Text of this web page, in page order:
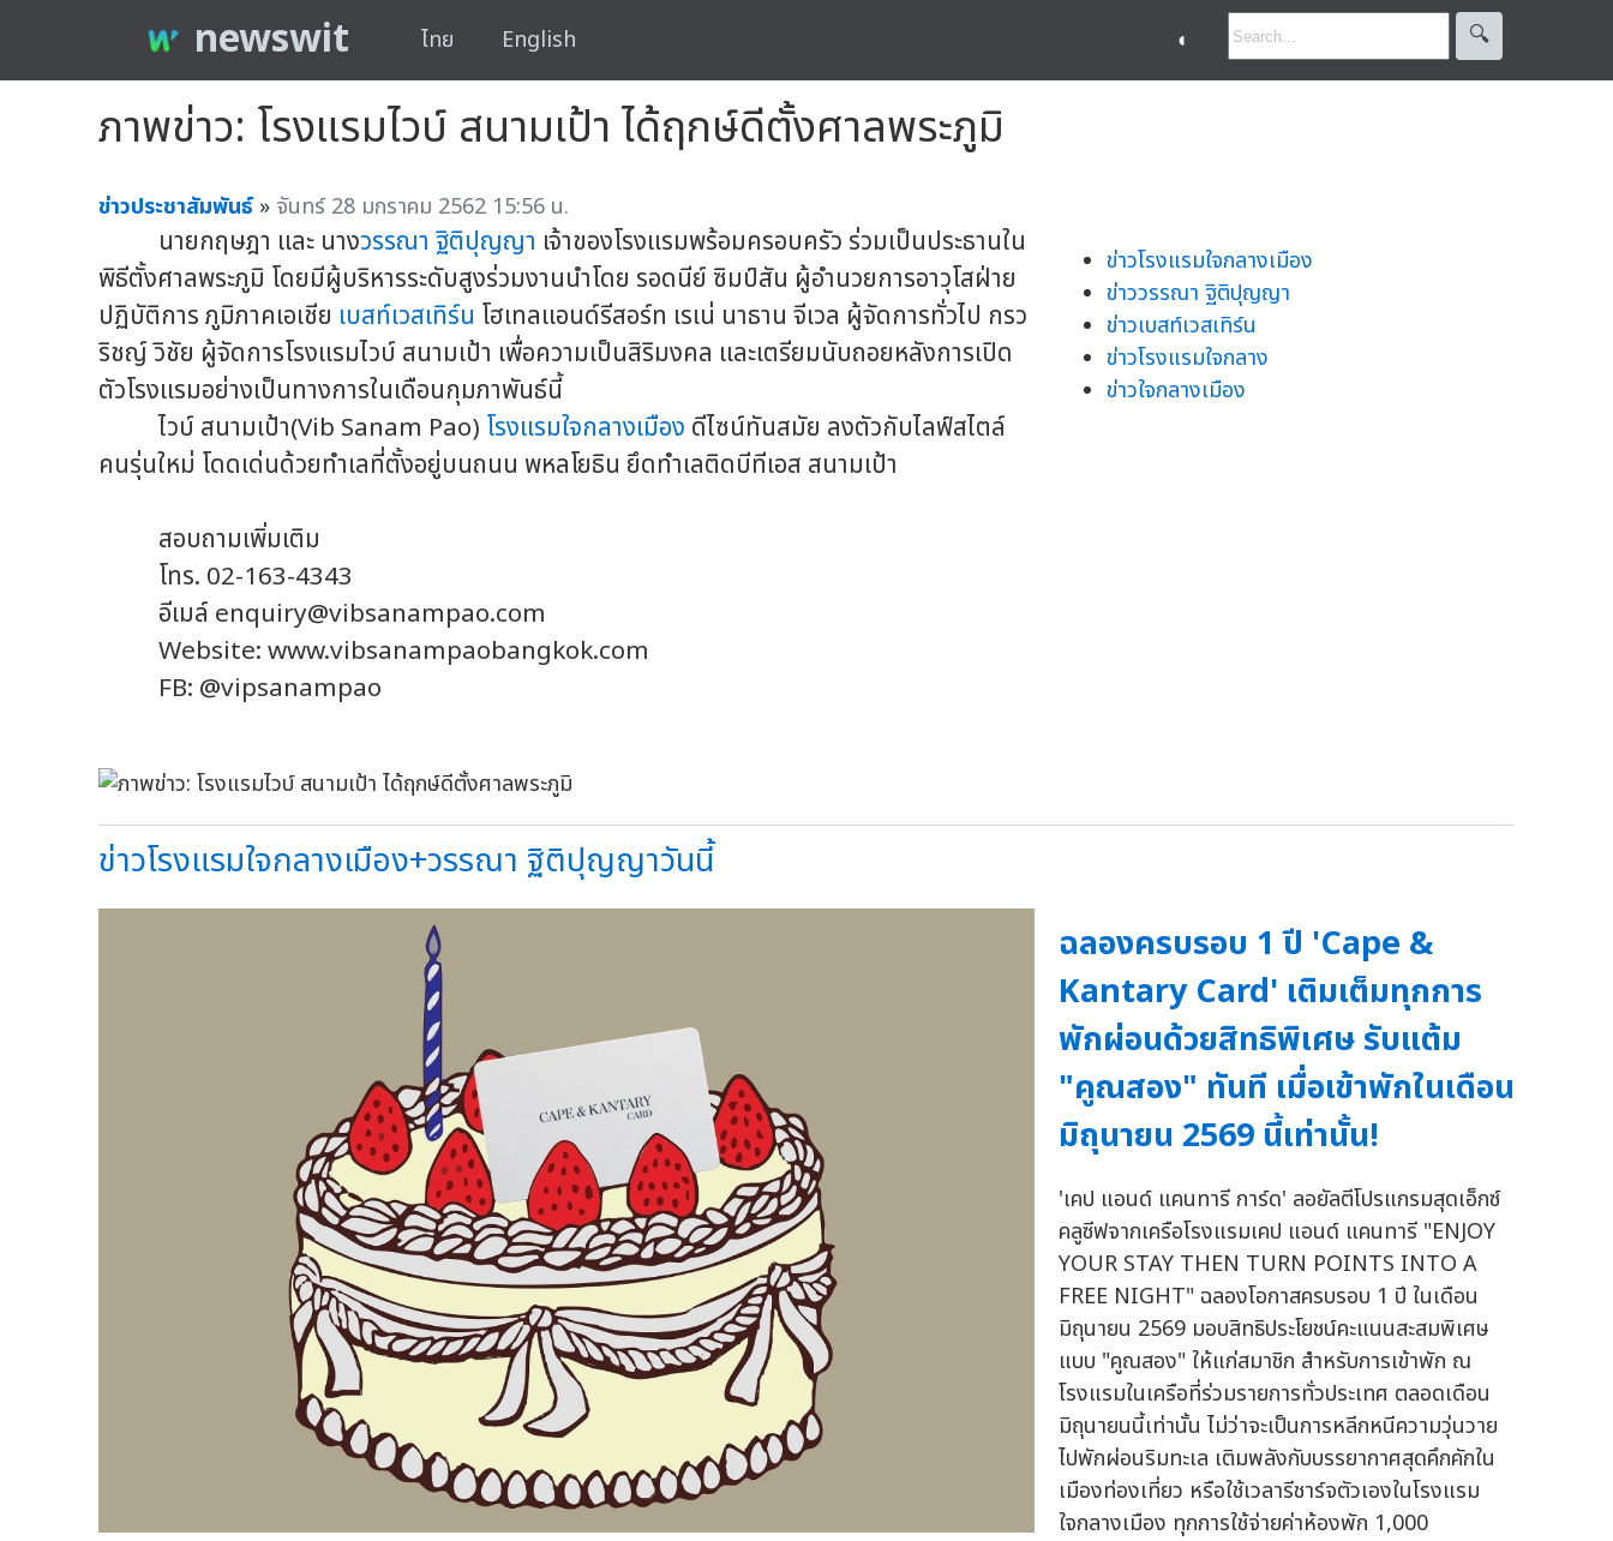
newswit ไทย English ◐ 🔍︎
ภาพข่าว: โรงแรมไวบ์ สนามเป้า ได้ฤกษ์ดีตั้งศาลพระภูมิ
ข่าวประชาสัมพันธ์ » จันทร์ 28 มกราคม 2562 15:56 น.
นายกฤษฎา และ นางวรรณา ฐิติปุญญา เจ้าของโรงแรมพร้อมครอบครัว ร่วมเป็นประธานใน
พิธีตั้งศาลพระภูมิ โดยมีผู้บริหารระดับสูงร่วมงานนำโดย รอดนีย์ ซิมป์สัน ผู้อำนวยการอาวุโสฝ่าย
ปฏิบัติการ ภูมิภาคเอเชีย เบสท์เวสเทิร์น โฮเทลแอนด์รีสอร์ท เรเน่ นาธาน จีเวล ผู้จัดการทั่วไป กรว
ริชญ์ วิชัย ผู้จัดการโรงแรมไวบ์ สนามเป้า เพื่อความเป็นสิริมงคล และเตรียมนับถอยหลังการเปิด
ตัวโรงแรมอย่างเป็นทางการในเดือนกุมภาพันธ์นี้
ไวบ์ สนามเป้า(Vib Sanam Pao) โรงแรมใจกลางเมือง ดีไซน์ทันสมัย ลงตัวกับไลฟ์สไตล์
คนรุ่นใหม่ โดดเด่นด้วยทำเลที่ตั้งอยู่บนถนน พหลโยธิน ยึดทำเลติดบีทีเอส สนามเป้า
สอบถามเพิ่มเติม
โทร. 02-163-4343
อีเมล์ enquiry@vibsanampao.com
Website: www.vibsanampaobangkok.com
FB: @vipsanampao
ข่าวโรงแรมใจกลางเมือง
ข่าววรรณา ฐิติปุญญา
ข่าวเบสท์เวสเทิร์น
ข่าวโรงแรมใจกลาง
ข่าวใจกลางเมือง
ข่าวโรงแรมใจกลางเมือง+วรรณา ฐิติปุญญาวันนี้
ฉลองครบรอบ 1 ปี 'Cape &
Kantary Card' เติมเต็มทุกการ
พักผ่อนด้วยสิทธิพิเศษ รับแต้ม
"คูณสอง" ทันที เมื่อเข้าพักในเดือน
มิถุนายน 2569 นี้เท่านั้น!
'เคป แอนด์ แคนทารี การ์ด' ลอยัลตีโปรแกรมสุดเอ็กซ์
คลูซีฟจากเครือโรงแรมเคป แอนด์ แคนทารี "ENJOY
YOUR STAY THEN TURN POINTS INTO A
FREE NIGHT" ฉลองโอกาสครบรอบ 1 ปี ในเดือน
มิถุนายน 2569 มอบสิทธิประโยชน์คะแนนสะสมพิเศษ
แบบ "คูณสอง" ให้แก่สมาชิก สำหรับการเข้าพัก ณ
โรงแรมในเครือที่ร่วมรายการทั่วประเทศ ตลอดเดือน
มิถุนายนนี้เท่านั้น ไม่ว่าจะเป็นการหลีกหนีความวุ่นวาย
ไปพักผ่อนริมทะเล เติมพลังกับบรรยากาศสุดคึกคักใน
เมืองท่องเที่ยว หรือใช้เวลารีชาร์จตัวเองในโรงแรม
ใจกลางเมือง ทุกการใช้จ่ายค่าห้องพัก 1,000